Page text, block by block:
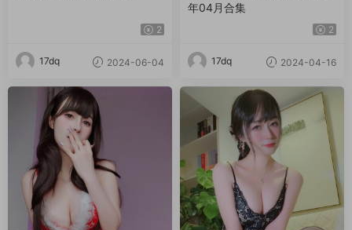
2
17dq 2024-06-04
年04月合集
2
17dq 2024-04-16